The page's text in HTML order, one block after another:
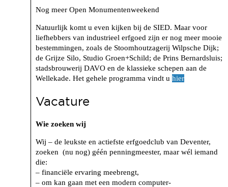
Nog meer Open Monumentenweekend
Natuurlijk komt u even kijken bij de SIED. Maar voor
liefhebbers van industrieel erfgoed zijn er nog meer mooie
bestemmingen, zoals de Stoomhoutzagerij Wilpsche Dijk;
de Grijze Silo, Studio Groen+Schild; de Prins Bernardsluis;
stadsbrouwerij DAVO en de klassieke schepen aan de
Wellekade. Het gehele programma vindt u hier
Vacature
Wie zoeken wij
Wij – de leukste en actiefste erfgoedclub van Deventer,
zoeken (nu nog) géén penningmeester, maar wél iemand
die:
– financiële ervaring meebrengt,
– om kan gaan met een modern computer-